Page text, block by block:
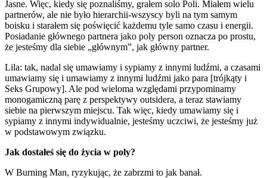
Jasne. Więc, kiedy się poznaliśmy, grałem solo Poli. Miałem wielu
partnerów, ale nie było hierarchii-wszyscy byli na tym samym
boisku i starałem się poświęcić każdemu tyle samo czasu i energii.
Posiadanie głównego partnera jako poly person oznacza po prostu,
że jesteśmy dla siebie „głównym”, jak główny partner.
Lila: tak, nadal się umawiamy i sypiamy z innymi ludźmi, a czasami
umawiamy się i umawiamy z innymi ludźmi jako para [trójkąty i
Seks Grupowy]. Ale pod wieloma względami przypominamy
monogamiczną parę z perspektywy outsidera, a teraz stawiamy
siebie na pierwszym miejscu. Tak więc, kiedy umawiamy się i
sypiamy z innymi indywidualnie, jesteśmy uczciwi, że jesteśmy już
w podstawowym związku.
Jak dostałeś się do życia w poly?
W Burning Man, ryzykując, że zabrzmi to jak banał.